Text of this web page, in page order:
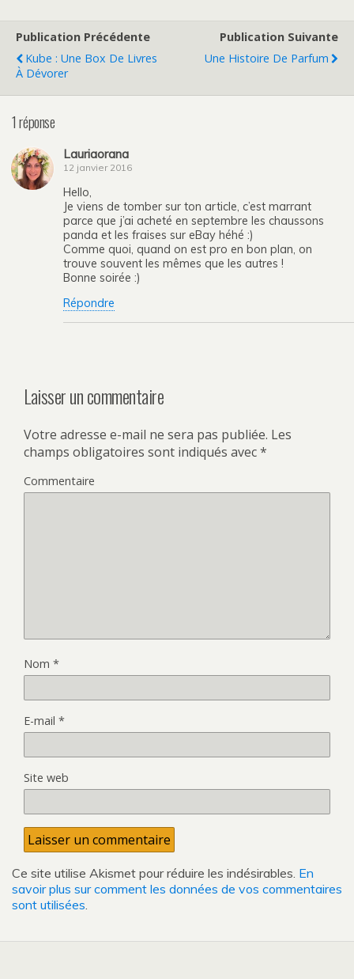
Publication Précédente
Kube : Une Box De Livres
À Dévorer
Publication Suivante
Une Histoire De Parfum
1 réponse
Lauriaorana
12 janvier 2016
Hello,
Je viens de tomber sur ton article, c’est marrant
parce que j’ai acheté en septembre les chaussons
panda et les fraises sur eBay héhé :)
Comme quoi, quand on est pro en bon plan, on
trouve souvent les mêmes que les autres !
Bonne soirée :)
Répondre
Laisser un commentaire
Votre adresse e-mail ne sera pas publiée. Les
champs obligatoires sont indiqués avec*
Commentaire
Nom *
E-mail *
Site web
Ce site utilise Akismet pour réduire les indésirables. En
savoir plus sur comment les données de vos commentaires
sont utilisées.